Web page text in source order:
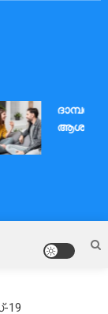
19